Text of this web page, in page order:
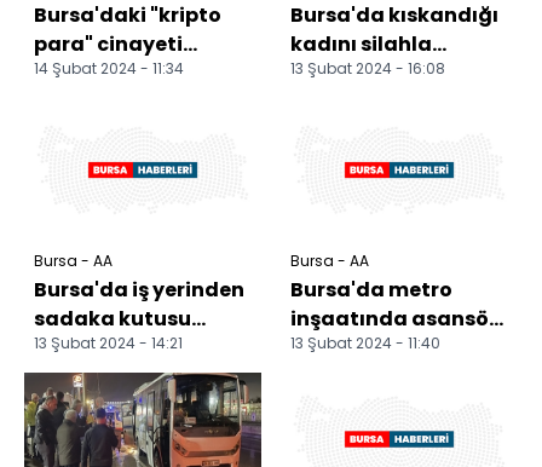
Bursa'daki "kripto
para" cinayeti
davasında 3 sanığa
14 Şubat 2024 - 11:34
Bursa'da kıskandığı
kadını silahla
öldüren sanığa
13 Şubat 2024 - 16:08
Bursa - AA
Bursa'da iş yerinden
sadaka kutusu
çalan hırsızı
güvenlik kamerası
görüntül...
13 Şubat 2024 - 14:21
Bursa - AA
Bursa'da metro
inşaatında asansör
boşluğuna düşen
13 Şubat 2024 - 11:40